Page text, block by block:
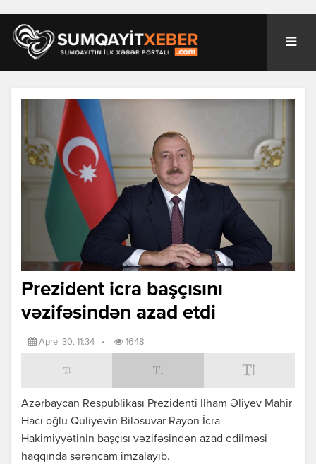
Prezident icra başçısını
vəzifəsindən azad etdi
Aprel 30, 11:34 • 1648
Azərbaycan Respublikası Prezidenti İlham Əliyev Mahir
Hacı oğlu Quliyevin Biləsuvar Rayon İcra
Hakimiyyətinin başçısı vəzifəsindən azad edilməsi
haqqında sərəncam imzalayıb.